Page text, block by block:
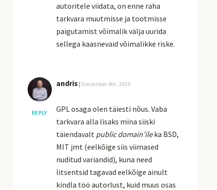
autoritele viidata, on enne raha
tarkvara muutmisse ja tootmisse
paigutamist võimalik välja uurida
sellega kaasnevaid võimalikke riske.
REPLY
andris | December 4th, 2010
GPL osaga olen täiesti nõus. Vaba
tarkvara alla lisaks mina siiski
täiendavalt public domain’ileka BSD,
MIT jmt (eelkõige siis viimased
nuditud variandid), kuna need
litsentsid tagavad eelkõige ainult
kindla töö autorlust, kuid muus osas